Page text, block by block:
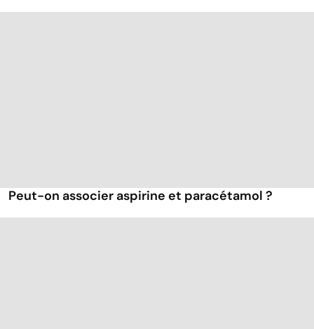
Peut-on associer aspirine et paracétamol ?